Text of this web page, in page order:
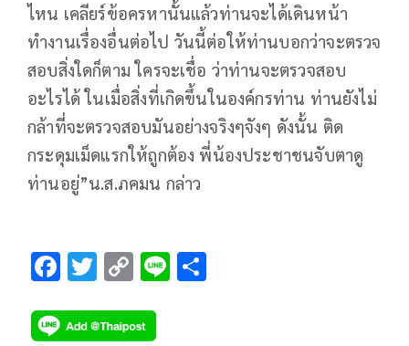
ไหน เคลียร์ข้อครหานั้นแล้วท่านจะได้เดินหน้า
ทำงานเรื่องอื่นต่อไป วันนี้ต่อให้ท่านบอกว่าจะตรวจ
สอบสิ่งใดก็ตาม ใครจะเชื่อ ว่าท่านจะตรวจสอบ
อะไรได้ ในเมื่อสิ่งที่เกิดขึ้นในองค์กรท่าน ท่านยังไม่
กล้าที่จะตรวจสอบมันอย่างจริงๆจังๆ ดังนั้น ติด
กระดุมเม็ดแรกให้ถูกต้อง พี่น้องประชาชนจับตาดู
ท่านอยู่”น.ส.ภคมน กล่าว
F
e
T
tt
C
p
Li